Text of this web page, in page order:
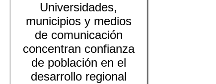
Universidades,
municipios y medios
de comunicación
concentran confianza
de población en el
desarrollo regional